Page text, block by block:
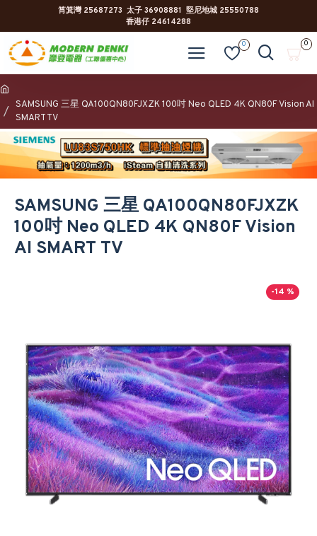
筲箕灣 25687273 太子 36908881 堅尼地城 25550788
香港仔 24614288
0 0
SAMSUNG 三星 QA100QN80FJXZK 100吋 Neo QLED 4K QN80F Vision AI
SMART TV
SAMSUNG 三星 QA100QN80FJXZK
100吋 Neo QLED 4K QN80F Vision
AI SMART TV
-14 %